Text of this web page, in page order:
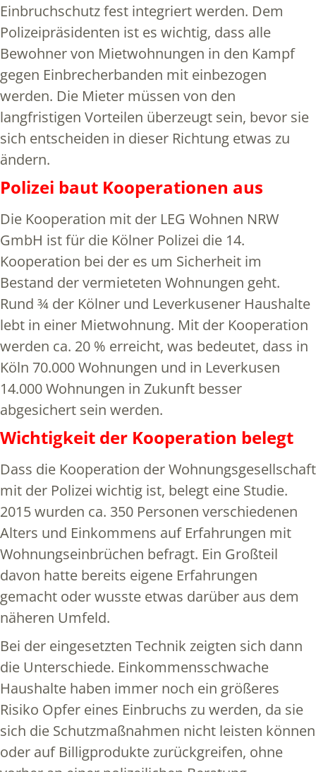
Einbruchschutz fest integriert werden. Dem
Polizeipräsidenten ist es wichtig, dass alle
Bewohner von Mietwohnungen in den Kampf
gegen Einbrecherbanden mit einbezogen
werden. Die Mieter müssen von den
langfristigen Vorteilen überzeugt sein, bevor sie
sich entscheiden in dieser Richtung etwas zu
ändern.
Polizei baut Kooperationen aus
Die Kooperation mit der LEG Wohnen NRW
GmbH ist für die Kölner Polizei die 14.
Kooperation bei der es um Sicherheit im
Bestand der vermieteten Wohnungen geht.
Rund ¾ der Kölner und Leverkusener Haushalte
lebt in einer Mietwohnung. Mit der Kooperation
werden ca. 20 % erreicht, was bedeutet, dass in
Köln 70.000 Wohnungen und in Leverkusen
14.000 Wohnungen in Zukunft besser
abgesichert sein werden.
Wichtigkeit der Kooperation belegt
Dass die Kooperation der Wohnungsgesellschaft
mit der Polizei wichtig ist, belegt eine Studie.
2015 wurden ca. 350 Personen verschiedenen
Alters und Einkommens auf Erfahrungen mit
Wohnungseinbrüchen befragt. Ein Großteil
davon hatte bereits eigene Erfahrungen
gemacht oder wusste etwas darüber aus dem
näheren Umfeld.
Bei der eingesetzten Technik zeigten sich dann
die Unterschiede. Einkommensschwache
Haushalte haben immer noch ein größeres
Risiko Opfer eines Einbruchs zu werden, da sie
sich die Schutzmaßnahmen nicht leisten können
oder auf Billigprodukte zurückgreifen, ohne